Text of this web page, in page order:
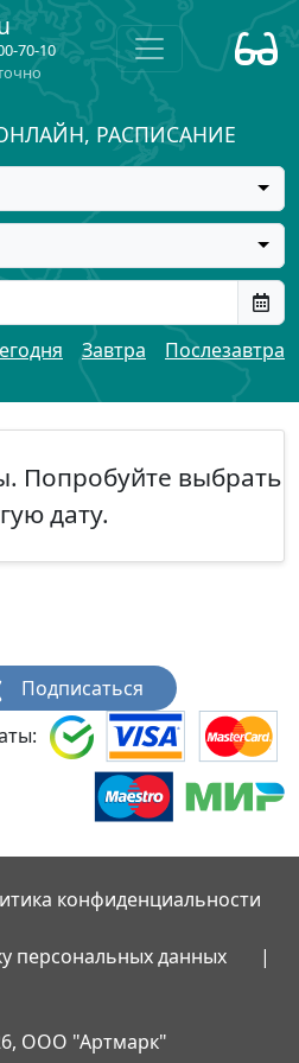
70-10
РАСПИСАНИЕ
Завтра Послезавтра
Попробуйте выбрать
дату.
Подписаться
конфиденциальности
персональных данных
|
ООО "Артмарк"